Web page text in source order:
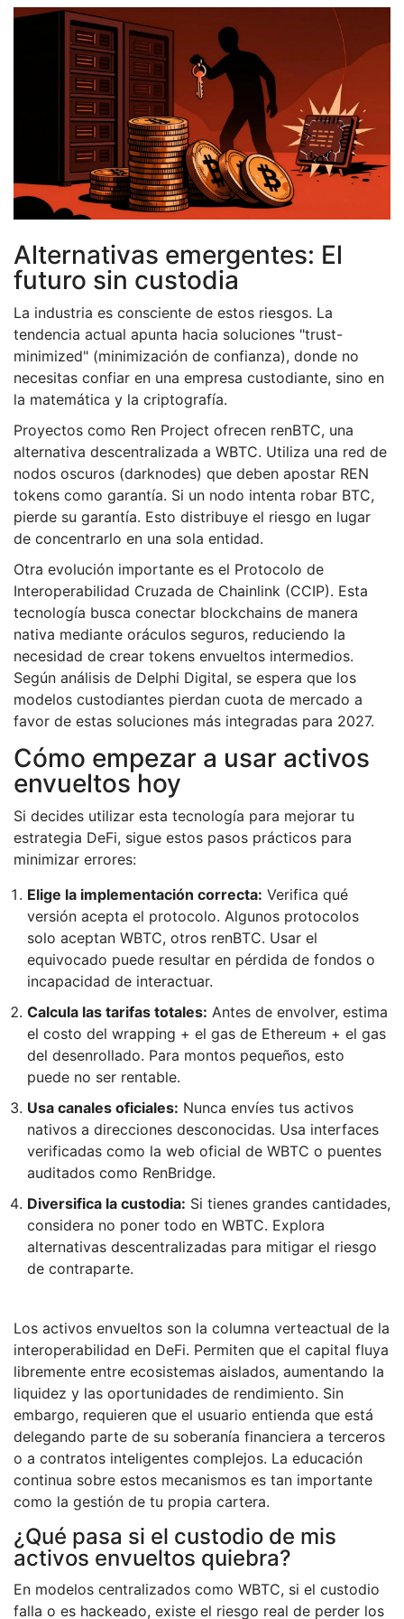
Alternativas emergentes: El
futuro sin custodia
La industria es consciente de estos riesgos. La
tendencia actual apunta hacia soluciones "trust-
minimized" (minimización de confianza), donde no
necesitas confiar en una empresa custodiante, sino en
la matemática y la criptografía.
Proyectos como Ren Project ofrecen renBTC, una
alternativa descentralizada a WBTC. Utiliza una red de
nodos oscuros (darknodes) que deben apostar REN
tokens como garantía. Si un nodo intenta robar BTC,
pierde su garantía. Esto distribuye el riesgo en lugar
de concentrarlo en una sola entidad.
Otra evolución importante es el Protocolo de
Interoperabilidad Cruzada de Chainlink (CCIP). Esta
tecnología busca conectar blockchains de manera
nativa mediante oráculos seguros, reduciendo la
necesidad de crear tokens envueltos intermedios.
Según análisis de Delphi Digital, se espera que los
modelos custodiantes pierdan cuota de mercado a
favor de estas soluciones más integradas para 2027.
Cómo empezar a usar activos
envueltos hoy
Si decides utilizar esta tecnología para mejorar tu
estrategia DeFi, sigue estos pasos prácticos para
minimizar errores:
Elige la implementación correcta: Verifica qué
versión acepta el protocolo. Algunos protocolos
solo aceptan WBTC, otros renBTC. Usar el
equivocado puede resultar en pérdida de fondos o
incapacidad de interactuar.
Calcula las tarifas totales: Antes de envolver, estima
el costo del wrapping + el gas de Ethereum + el gas
del desenrollado. Para montos pequeños, esto
puede no ser rentable.
Usa canales oficiales: Nunca envíes tus activos
nativos a direcciones desconocidas. Usa interfaces
verificadas como la web oficial de WBTC o puentes
auditados como RenBridge.
Diversifica la custodia: Si tienes grandes cantidades,
considera no poner todo en WBTC. Explora
alternativas descentralizadas para mitigar el riesgo
de contraparte.
Los activos envueltos son la columna verteactual de la
interoperabilidad en DeFi. Permiten que el capital fluya
libremente entre ecosistemas aislados, aumentando la
liquidez y las oportunidades de rendimiento. Sin
embargo, requieren que el usuario entienda que está
delegando parte de su soberanía financiera a terceros
o a contratos inteligentes complejos. La educación
continua sobre estos mecanismos es tan importante
como la gestión de tu propia cartera.
¿Qué pasa si el custodio de mis
activos envueltos quiebra?
En modelos centralizados como WBTC, si el custodio
falla o es hackeado, existe el riesgo real de perder los